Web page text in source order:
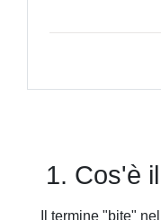
1. Cos'è
Il termine "bite"